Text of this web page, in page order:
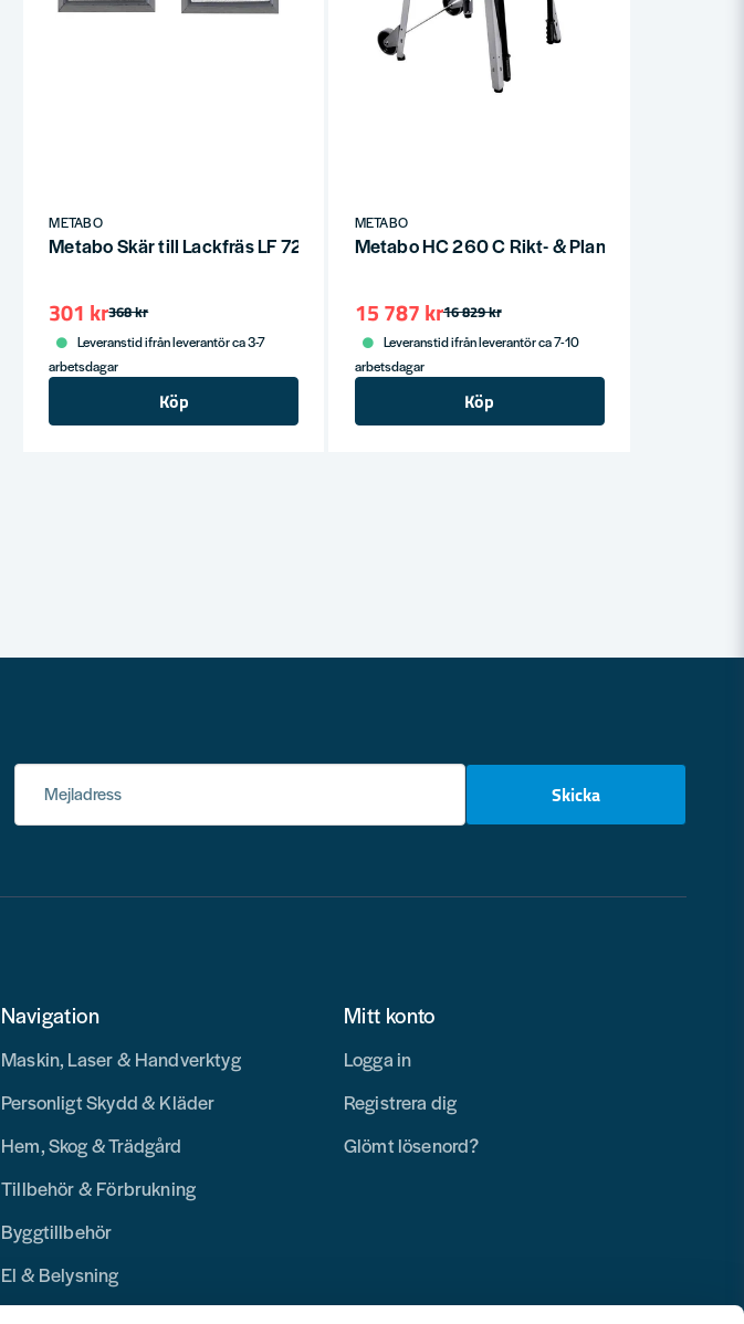
METABO
Metabo Skär till Lackfräs LF 724 + LF 850 (4-P)
368 kr
301 kr
Leveranstid ifrån leverantör ca 3-7
arbetsdagar
Köp
METABO
Metabo HC 260 C Rikt- & Planhyvel 2,2 WNB
16 829 kr
15 787 kr
Leveranstid ifrån leverantör ca 7-10
arbetsdagar
Köp
Mejladress Skicka
Navigation
Maskin, Laser & Handverktyg
Personligt Skydd & Kläder
Hem, Skog & Trädgård
Tillbehör & Förbrukning
Byggtillbehör
El & Belysning
Mitt konto
Logga in
Registrera dig
Glömt lösenord?